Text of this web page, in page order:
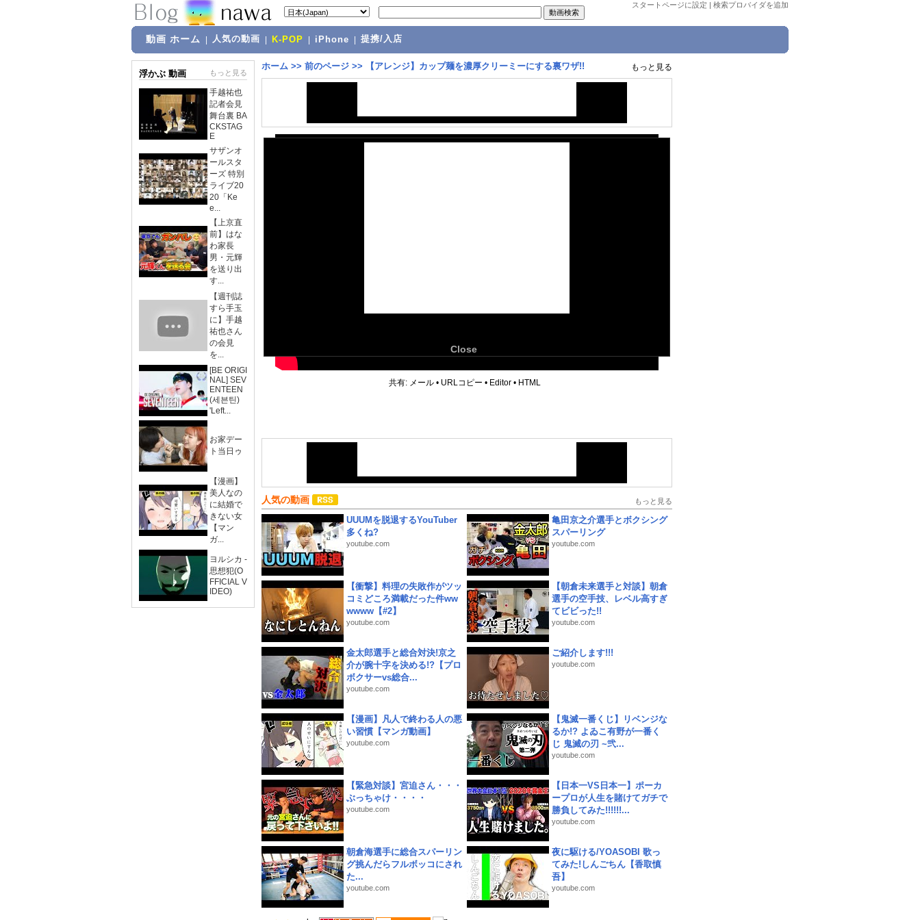
スタートページに設定 | 検索プロバイダを追加
動画 ホーム 人気の動画 K-POP iPhone 提携/入店
浮かぶ 動画 もっと見る
手越祐也
記者会見
舞台裏 BA
CKSTAG
E
サザンオ
ールスタ
ーズ 特別
ライブ20
20「Ke
e...
【上京直
前】はな
わ家長
男・元輝
を送り出
す...
【週刊誌
すら手玉
に】手越
祐也さん
の会見
を...
[BE ORIGI
NAL] SEV
ENTEEN
(세븐틴)
'Left...
お家デー
ト当日ゥ
【漫画】
美人なの
に結婚で
きない女
【マン
ガ...
ヨルシカ -
思想犯(O
FFICIAL V
IDEO)
ホーム >> 前のページ >> 【アレンジ】カップ麺を濃厚クリーミーにする裏ワザ!! もっと見る
Close
共有: メール • URLコピー • Editor • HTML
人気の動画 もっと見る
UUUMを脱退するYouTuber
多くね?
youtube.com
亀田京之介選手とボクシング
スパーリング
youtube.com
【衝撃】料理の失敗作がツッ
コミどころ満載だった件ww
wwww【#2】
youtube.com
【朝倉未来選手と対談】朝倉
選手の空手技、レベル高すぎ
てビビった!!
youtube.com
金太郎選手と総合対決!京之
介が腕十字を決める!?【プロ
ボクサーvs総合...
youtube.com
ご紹介します!!!
youtube.com
【漫画】凡人で終わる人の悪
い習慣【マンガ動画】
youtube.com
【鬼滅一番くじ】リベンジな
るか!? よゐこ有野が一番く
じ 鬼滅の刃 ~弐...
youtube.com
【緊急対談】宮迫さん・・・
ぶっちゃけ・・・・
youtube.com
【日本一VS日本一】ポーカ
ープロが人生を賭けてガチで
勝負してみた!!!!!!...
youtube.com
朝倉海選手に総合スパーリン
グ挑んだらフルボッコにされ
た...
youtube.com
夜に駆ける/YOASOBI 歌っ
てみた!しんごちん【香取慎
吾】
youtube.com